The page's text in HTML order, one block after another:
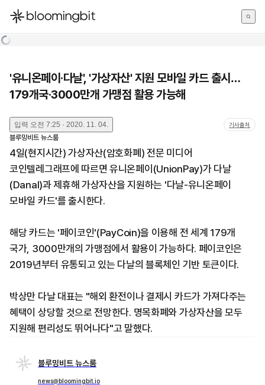
한국어
'유니온페이·다날', '가상자산' 지원 모바일 카드 출시…
179개국·3000만개 가맹점 활용 가능해
입력 오전 7:25 · 2020. 11. 04. 기사출처
블루밍비트 뉴스룸
4일(현지시간) 가상자산(암호화폐) 전문 미디어
코인텔레그래프에 따르면 유니온페이(UnionPay)가 다날
(Danal)과 제휴해 가상자산을 지원하는 '다날-유니온페이
모바일 카드'를 출시한다.
해당 카드는 '페이코인'(PayCoin)을 이용해 전 세계 179개
국가, 3000만개의 가맹점에서 활용이 가능하다. 페이코인은
2019년부터 유통되고 있는 다날의 블록체인 기반 토큰이다.
박상만 다날 대표는 "해외 환전이나 결제시 카드가 가져다주는
혜택이 상당할 것으로 전망한다. 명목화폐와 가상자산을 모두
지원해 편리성도 뛰어나다"고 말했다.
블루밍비트 뉴스룸
news@bloomingbit.io